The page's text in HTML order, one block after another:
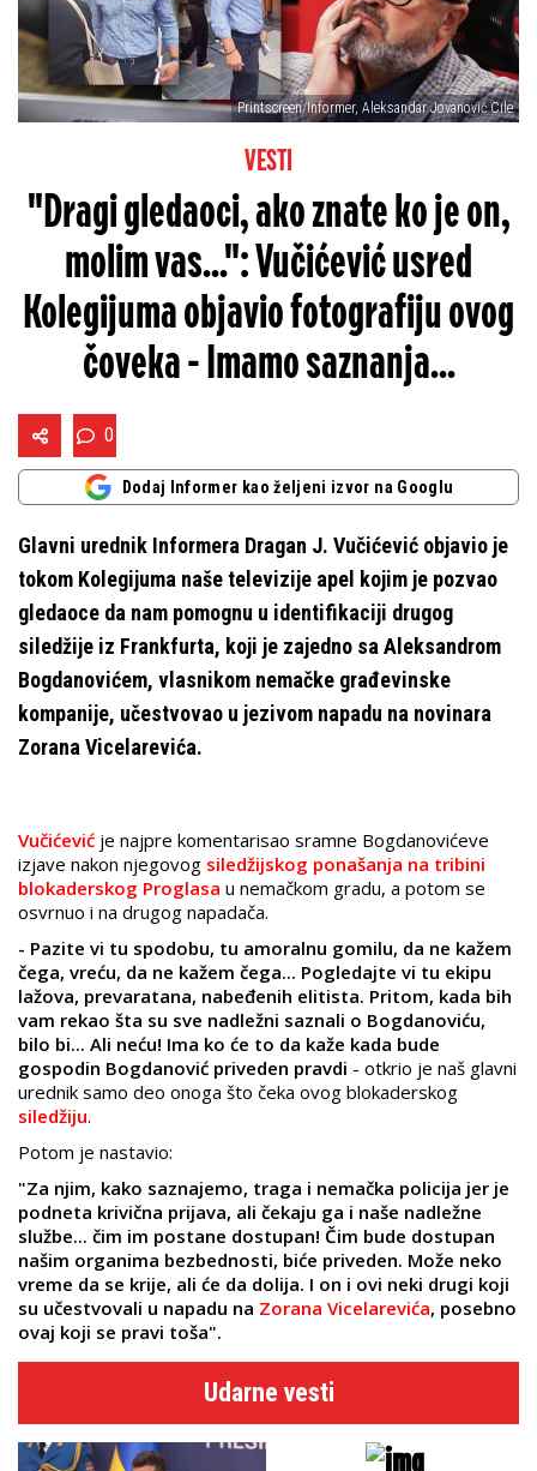
Printscreen/Informer, Aleksandar Jovanović Cile
VESTI
"Dragi gledaoci, ako znate ko je on,
molim vas...": Vučićević usred
Kolegijuma objavio fotografiju ovog
čoveka - Imamo saznanja...
0
Dodaj Informer kao željeni izvor na Googlu
Glavni urednik Informera Dragan J. Vučićević objavio je
tokom Kolegijuma naše televizije apel kojim je pozvao
gledaoce da nam pomognu u identifikaciji drugog
siledžije iz Frankfurta, koji je zajedno sa Aleksandrom
Bogdanovićem, vlasnikom nemačke građevinske
kompanije, učestvovao u jezivom napadu na novinara
Zorana Vicelarevića.
Vučićević je najpre komentarisao sramne Bogdanovićeve
izjave nakon njegovog siledžijskog ponašanja na tribini
blokaderskog Proglasa u nemačkom gradu, a potom se
osvrnuo i na drugog napadača.
- Pazite vi tu spodobu, tu amoralnu gomilu, da ne kažem
čega, vreću, da ne kažem čega... Pogledajte vi tu ekipu
lažova, prevaratana, nabeđenih elitista. Pritom, kada bih
vam rekao šta su sve nadležni saznali o Bogdanoviću,
bilo bi... Ali neću! Ima ko će to da kaže kada bude
gospodin Bogdanović priveden pravdi - otkrio je naš glavni
urednik samo deo onoga što čeka ovog blokaderskog
siledžiju.
Potom je nastavio:
"Za njim, kako saznajemo, traga i nemačka policija jer je
podneta krivična prijava, ali čekaju ga i naše nadležne
službe... čim im postane dostupan! Čim bude dostupan
našim organima bezbednosti, biće priveden. Može neko
vreme da se krije, ali će da dolija. I on i ovi neki drugi koji
su učestvovali u napadu na Zorana Vicelarevića, posebno
ovaj koji se pravi toša".
Udarne vesti